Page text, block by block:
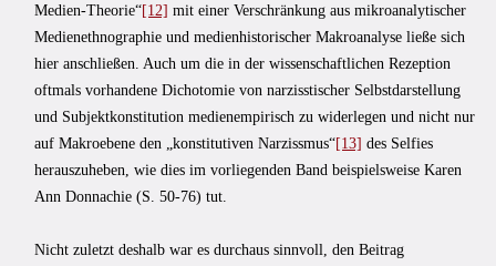
Medien-Theorie“[12] mit einer Verschränkung aus mikroanalytischer
Medienethnographie und medienhistorischer Makroanalyse ließe sich
hier anschließen. Auch um die in der wissenschaftlichen Rezeption
oftmals vorhandene Dichotomie von narzisstischer Selbstdarstellung
und Subjektkonstitution medienempirisch zu widerlegen und nicht nur
auf Makroebene den „konstitutiven Narzissmus“[13] des Selfies
herauszuheben, wie dies im vorliegenden Band beispielsweise Karen
Ann Donnachie (S. 50-76) tut.
Nicht zuletzt deshalb war es durchaus sinnvoll, den Beitrag